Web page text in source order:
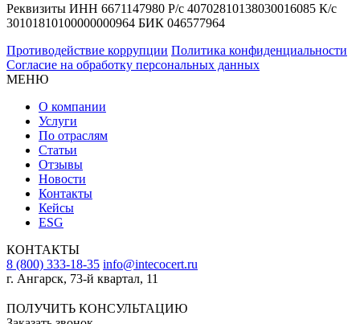
Реквизиты ИНН 6671147980 Р/с 40702810138030016085 К/с
30101810100000000964 БИК 046577964
Противодействие коррупции Политика конфиденциальности
Согласие на обработку персональных данных
МЕНЮ
О компании
Услуги
По отраслям
Статьи
Отзывы
Новости
Контакты
Кейсы
ESG
КОНТАКТЫ
8 (800) 333-18-35 info@intecocert.ru
г. Ангарск, 73-й квартал, 11
ПОЛУЧИТЬ КОНСУЛЬТАЦИЮ